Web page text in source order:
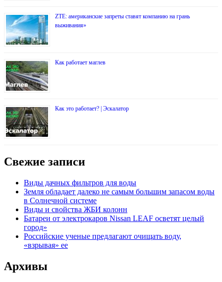
ZTE: американские запреты ставят компанию на грань
выживания»
Как работает маглев
Как это работает? | Эскалатор
Свежие записи
Виды дачных фильтров для воды
Земля обладает далеко не самым большим запасом воды
в Солнечной системе
Виды и свойства ЖБИ колонн
Батареи от электрокаров Nissan LEAF осветят целый
город»
Российские ученые предлагают очищать воду,
«взрывая» ее
Архивы